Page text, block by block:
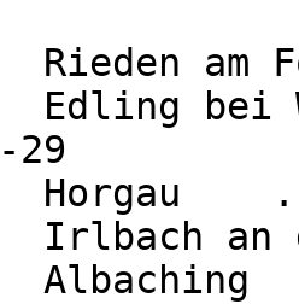
Rieden
Edling
29
Horgau
Irlbach
Albaching